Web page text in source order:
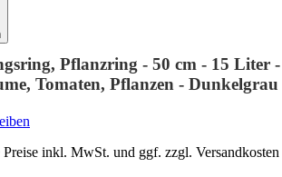
Pflanzring - 50 cm - 15 Liter -
Tomaten, Pflanzen - Dunkelgrau
inkl. MwSt. und ggf. zzgl. Versandkosten